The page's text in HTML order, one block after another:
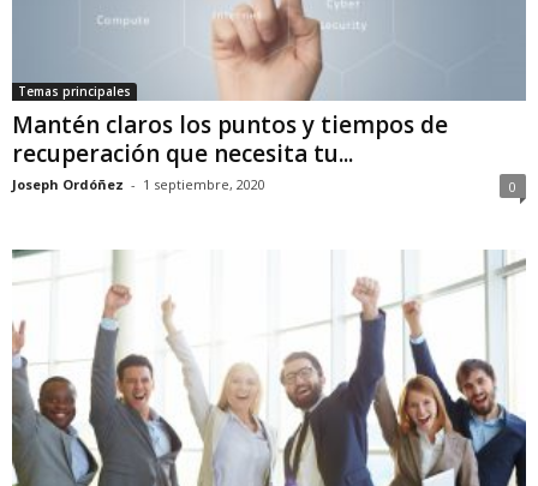
Temas principales
Mantén claros los puntos y tiempos de
recuperación que necesita tu...
Joseph Ordóñez - 1 septiembre, 2020 0